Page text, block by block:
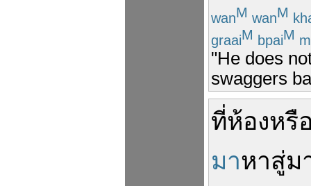
wanM wanM
graaiM bpaiM
"He does
swaggers
ที่ห้องหรื
มาหาสู่ม